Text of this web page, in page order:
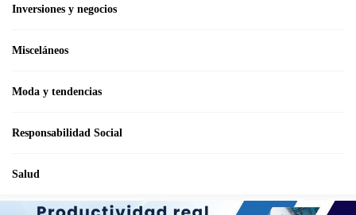
Inversiones y negocios
Misceláneos
Moda y tendencias
Responsabilidad Social
Salud